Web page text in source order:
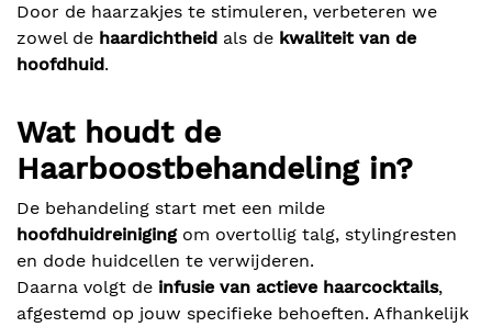
Door de haarzakjes te stimuleren, verbeteren we
zowel de haardichtheid als de kwaliteit van de
hoofdhuid.
Wat houdt de
Haarboostbehandeling in?
De behandeling start met een milde
hoofdhuidreinigingom overtollig talg, stylingresten
en dode huidcellen te verwijderen.
Daarna volgt de infusie van actieve haarcocktails,
afgestemd op jouw specifieke behoeften. Afhankelijk